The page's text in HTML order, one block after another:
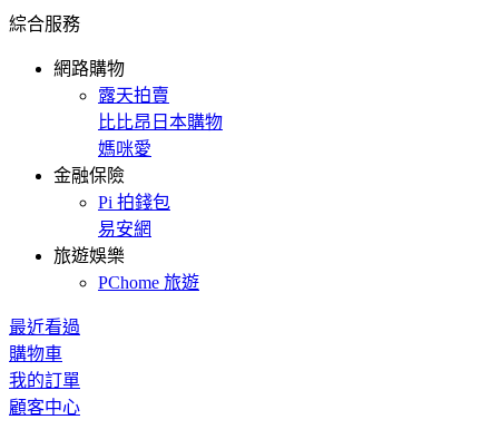
綜合服務
網路購物
露天拍賣
比比昂日本購物
媽咪愛
金融保險
Pi 拍錢包
易安網
旅遊娛樂
PChome 旅遊
最近看過
購物車
我的訂單
顧客中心